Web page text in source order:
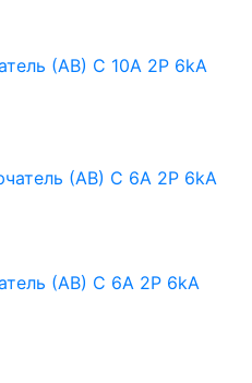
(АВ) C 10A 2P 6kA
(АВ) C 6A 2P 6kA